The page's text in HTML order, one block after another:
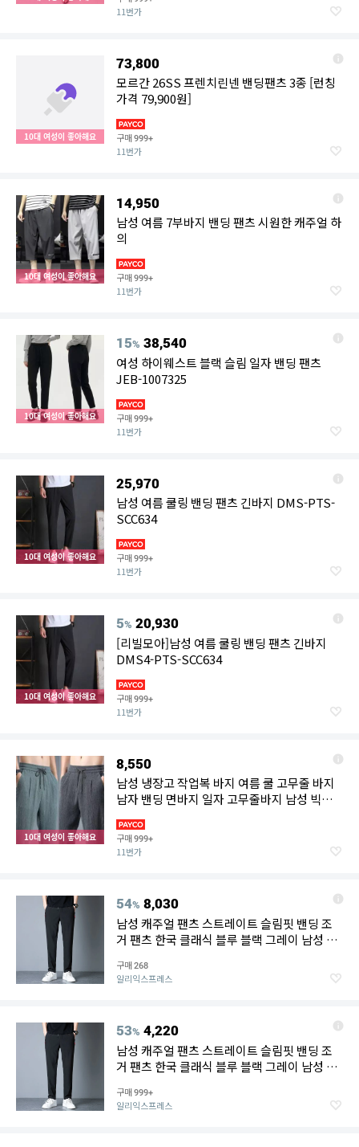
11번가
10대 여성이 좋아해요
73,800
모르간 26SS 프렌치린넨 밴딩팬츠 3종 [런칭
가격 79,900원]
구매999+
11번가
10대 여성이 좋아해요
14,950
남성 여름 7부바지 밴딩 팬츠 시원한 캐주얼 하
의
구매999+
11번가
10대 여성이 좋아해요
15% 38,540
여성 하이웨스트 블랙 슬림 일자 밴딩 팬츠
JEB-1007325
구매999+
11번가
10대 여성이 좋아해요
25,970
남성 여름 쿨링 밴딩 팬츠 긴바지 DMS-PTS-
SCC634
구매999+
11번가
10대 여성이 좋아해요
5% 20,930
[리빌모아]남성 여름 쿨링 밴딩 팬츠 긴바지
DMS4-PTS-SCC634
구매999+
11번가
10대 여성이 좋아해요
8,550
남성 냉장고 작업복 바지 여름 쿨 고무줄 바지
남자 밴딩 면바지 일자 고무줄바지 남성 빅사
구매999+
11번가
54% 8,030
남성 캐주얼 팬츠 스트레이트 슬림핏 밴딩 조
거 팬츠 한국 클래식 블루 블랙 그레이 남성 바
구매268
알리익스프레스
53% 4,220
남성 캐주얼 팬츠 스트레이트 슬림핏 밴딩 조
거 팬츠 한국 클래식 블루 블랙 그레이 남성 바
구매999+
알리익스프레스